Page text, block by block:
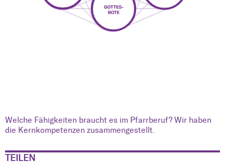
Welche Fähigkeiten braucht es im Pfarrberuf? Wir haben
die Kernkompetenzen zusammengestellt.
TEILEN